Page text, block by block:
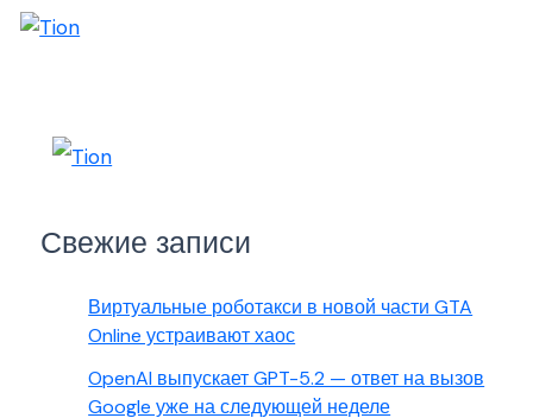
Свежие записи
Виртуальные роботакси в новой части GTA
Online устраивают хаос
OpenAI выпускает GPT-5.2 — ответ на вызов
Google уже на следующей неделе